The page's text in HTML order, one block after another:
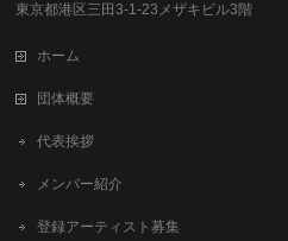
東京都港区三田3-1-23メザキビル3階
ホーム
団体概要
代表挨拶
メンバー紹介
登録アーティスト募集